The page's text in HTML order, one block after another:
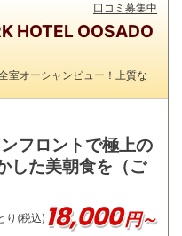
口コミ募集中
HOTEL OOSADO
室オーシャンビュー！上質な
フロントで極上の
した美朝食を（ご
り(税込) 18,000円～